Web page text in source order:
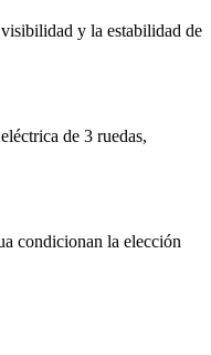
y la estabilidad de
de 3 ruedas,
condicionan la elección